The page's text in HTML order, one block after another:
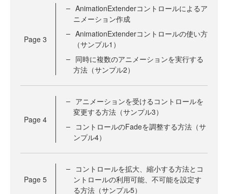
Page 3
AnimationExtenderコントロールによるア
ニメーション作成
AnimationExtenderコントロールの使い方
（サンプル1）
同時に複数のアニメーションを実行する
方法（サンプル2）
Page 4
アニメーションを受けるコントロールを
変更する方法（サンプル3）
コントロールのFadeを調整する方法（サ
ンプル4）
Page 5
コントロールを拡大、縮小する方法とコ
ントロールの利用可能、不可能を設定す
る方法（サンプル5）